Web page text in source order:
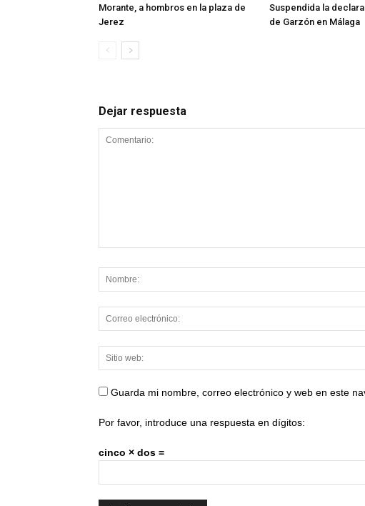
Morante, a hombros en la plaza de
Jerez
Suspendida la
de Garzón en Málaga
Dejar respuesta
Guarda mi nombre, correo electrónico y web en este
Por favor, introduce una respuesta en dígitos:
cinco × dos =